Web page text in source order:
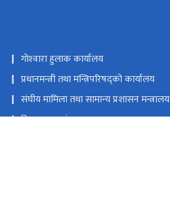
गोश्‍वारा हुलाक कार्यालय
प्रधानमन्त्री तथा मन्त्रिपरिषद्को कार्यालय
संघीय मामिला तथा सामान्य प्रशासन मन्त्रालय
विश्व हुलाक संघ